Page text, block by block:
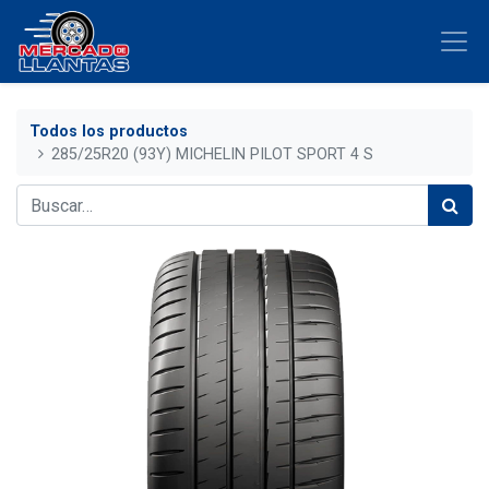
Todos los productos
285/25R20 (93Y) MICHELIN PILOT SPORT 4 S